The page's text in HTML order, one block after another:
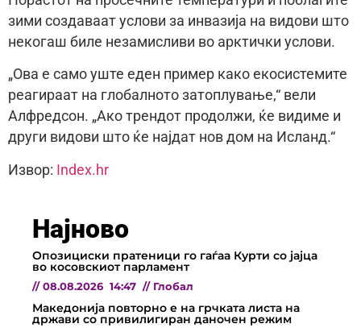
зими создаваат услови за инвазија на видови што
некогаш биле незамисливи во арктички услови.
„Ова е само уште еден пример како екосистемите
реагираат на глобалното затоплување,“ вели
Алфредсон. „Ако трендот продолжи, ќе видиме и
други видови што ќе најдат нов дом на Исланд.“
Извор: Index.hr
Најново
Опозициски пратеници го гаѓаа Курти со јајца
во косовскиот парламент
// 08.08.2026 14:47 // Глобал
Македонија повторно е на грчката листа на
држави со привилигиран даночен режим